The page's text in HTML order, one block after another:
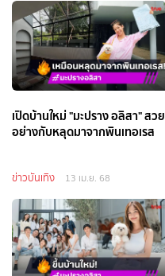
เปิดบ้านใหม่ "มะปราง อลิสา" สวย
อย่างกับหลุดมาจากพินเทอเรส
ข่าวบันเทิง 13 เม.ย. 68